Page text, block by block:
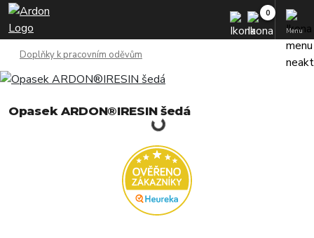
Menu
Doplňky k pracovním oděvům
Opasek ARDON®IRESIN šedá